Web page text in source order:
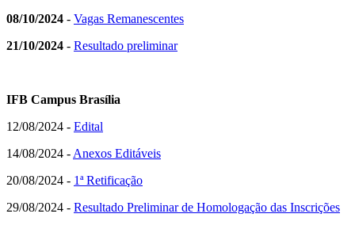
08/10/2024 - Vagas Remanescentes
21/10/2024 - Resultado preliminar
IFB Campus Brasília
12/08/2024 - Edital
14/08/2024 - Anexos Editáveis
20/08/2024 - 1ª Retificação
29/08/2024 - Resultado Preliminar de Homologação das Inscrições